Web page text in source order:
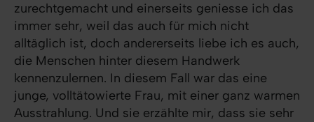
zurechtgemacht und einerseits geniesse ich das
immer sehr, weil das auch für mich nicht
alltäglich ist, doch andererseits liebe ich es auch,
die Menschen hinter diesem Handwerk
kennenzulernen. In diesem Fall war das eine
junge, volltätowierte Frau, mit einer ganz warmen
Ausstrahlung. Und sie erzählte mir, dass sie sehr